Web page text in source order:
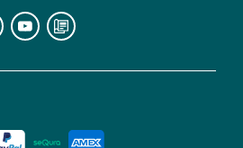
información,
puedes
nuestra
de